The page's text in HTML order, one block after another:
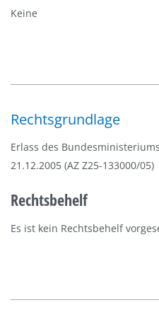
Keine
Rechtsgrundlage
Erlass des
21.12.2005 (AZ Z25-133000/05)
Rechtsbehelf
Es ist kein Rechtsbehelf